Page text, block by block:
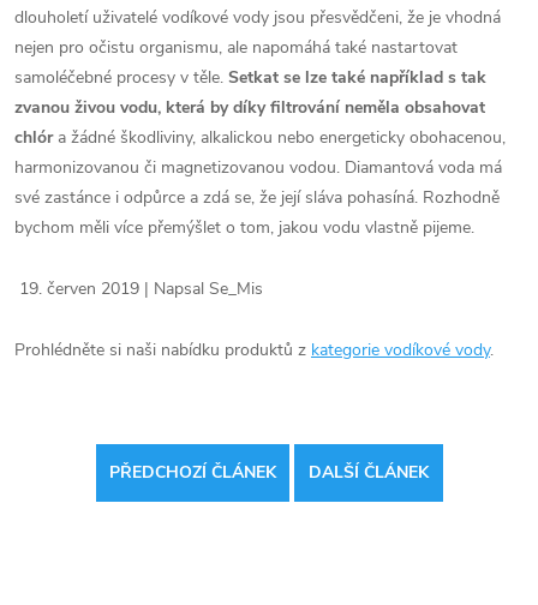
dlouholetí uživatelé vodíkové vody jsou přesvědčeni, že je vhodná
nejen pro očistu organismu, ale napomáhá také nastartovat
samoléčebné procesy v těle. Setkat se lze také například s tak
zvanou živou vodu, která by díky filtrování neměla obsahovat
chlóra žádné škodliviny, alkalickou nebo energeticky obohacenou,
harmonizovanou či magnetizovanou vodou. Diamantová voda má
své zastánce i odpůrce a zdá se, že její sláva pohasíná. Rozhodně
bychom měli více přemýšlet o tom, jakou vodu vlastně pijeme.
19. červen 2019 | Napsal Se_Mis
Prohlédněte si naši nabídku produktů z kategorie vodíkové vody.
PŘEDCHOZÍ ČLÁNEK DALŠÍ ČLÁNEK